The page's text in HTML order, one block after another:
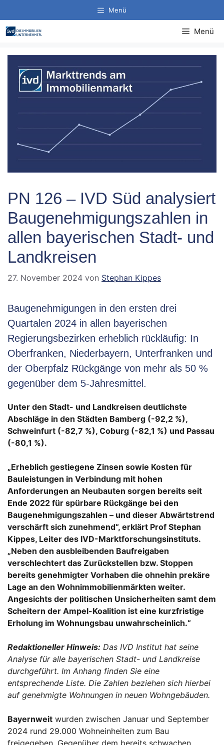
Inhalt
springen
Menü
Menü
PN 126 – IVD Süd analysiert
Baugenehmigungszahlen in
allen bayerischen Stadt- und
Landkreisen
27. November 2024 von Stephan Kippes
Baugenehmigungen in den ersten drei
Quartalen 2024 in allen bayerischen
Regierungsbezirken erheblich rückläufig: In
Oberfranken, Niederbayern, Unterfranken und
der Oberpfalz Rückgänge von mehr als 50 %
gegenüber dem 5-Jahresmittel.
Unter den Stadt- und Landkreisen deutlichste
Abschläge in den Städten Bamberg (-92,2 %),
Schweinfurt (-82,7 %), Coburg (-82,1 %) und Passau
(-80,1 %).
„Erheblich gestiegene Zinsen sowie Kosten für
Bauleistungen in Verbindung mit hohen
Anforderungen an Neubauten sorgen bereits seit
Ende 2022 für spürbare Rückgänge bei den
Baugenehmigungszahlen – und dieser Abwärtstrend
verschärft sich zunehmend“, erklärt Prof Stephan
Kippes, Leiter des IVD-Marktforschungsinstituts.
„Neben den ausbleibenden Baufreigaben
verschlechtert das Zurückstellen bzw. Stoppen
bereits genehmigter Vorhaben die ohnehin prekäre
Lage an den Wohnimmobilienmärkten weiter.
Angesichts der politischen Unsicherheiten samt dem
Scheitern der Ampel-Koalition ist eine kurzfristige
Erholung im Wohnungsbau unwahrscheinlich.“
Redaktioneller Hinweis: Das IVD Institut hat seine
Analyse für alle bayerischen Stadt- und Landkreise
durchgeführt. Im Anhang finden Sie eine
entsprechende Liste. Die Zahlen beziehen sich hierbei
auf genehmigte Wohnungen in neuen Wohngebäuden.
Bayernweit wurden zwischen Januar und September
2024 rund 29.000 Wohneinheiten zum Bau